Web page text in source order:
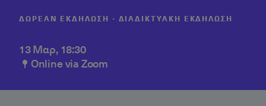
ΔΩΡΕΆΝ ΕΚΔΉΛΩΣΗ ∙ ΔΙΑΔΙΚΤΥΑΚΉ ΕΚΔΉΛΩΣΗ
13 Μαρ, 18:30
Online via Zoom